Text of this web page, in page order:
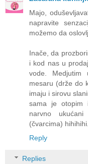
Majo,
napravite
možemo da
Inače, da
i kod nas u
vode. Medjutim
mesaru (drže do
imaju i sirovu
sama je otopim
narvno
(čvarcima)
Reply
Replies